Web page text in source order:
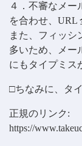
４．不審なメー
を合わせ、URL
また、フィッシ
多いため、メー
にもタイプミス
□ちなみに、タ
正規のリンク:
https://